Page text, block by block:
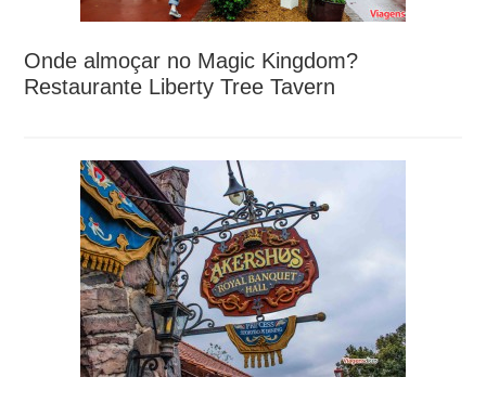
Onde almoçar no Magic Kingdom?
Restaurante Liberty Tree Tavern